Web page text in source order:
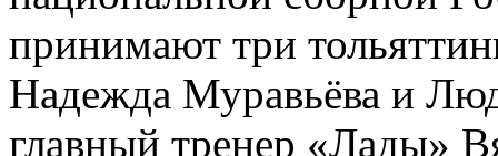
принимают три
Надежда Муравьёва и
главный тренер «Лады»